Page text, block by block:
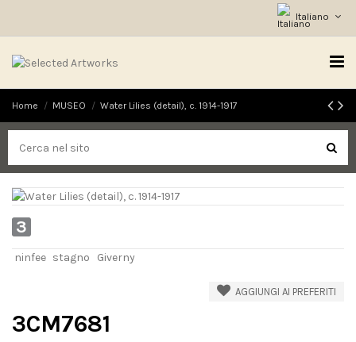
Italiano
Home MUSEO Water Lilies (detail), c. 1914-1917
3
ninfee stagno Giverny
AGGIUNGI AI PREFERITI
3CM7681